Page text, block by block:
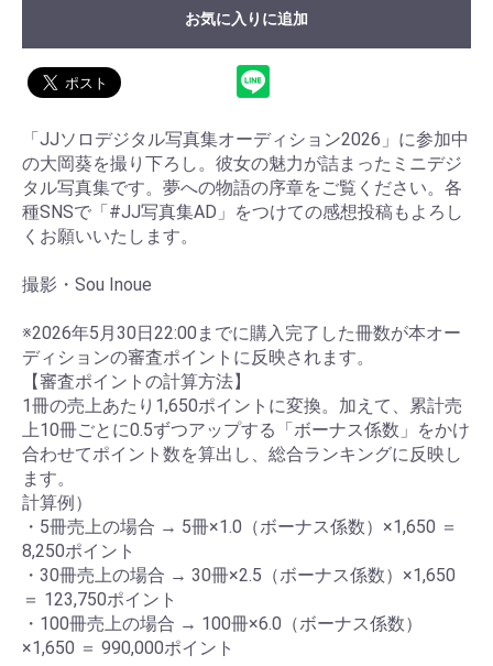
お気に入りに追加
「JJソロデジタル写真集オーディション2026」に参加中
の大岡葵を撮り下ろし。彼女の魅力が詰まったミニデジ
タル写真集です。夢への物語の序章をご覧ください。各
種SNSで「#JJ写真集AD」をつけての感想投稿もよろし
くお願いいたします。
撮影・Sou Inoue
※2026年5月30日22:00までに購入完了した冊数が本オー
ディションの審査ポイントに反映されます。
【審査ポイントの計算方法】
1冊の売上あたり1,650ポイントに変換。加えて、累計売
上10冊ごとに0.5ずつアップする「ボーナス係数」をかけ
合わせてポイント数を算出し、総合ランキングに反映し
ます。
計算例）
・5冊売上の場合 → 5冊×1.0（ボーナス係数）×1,650 ＝
8,250ポイント
・30冊売上の場合 → 30冊×2.5（ボーナス係数）×1,650
＝ 123,750ポイント
・100冊売上の場合 → 100冊×6.0（ボーナス係数）
×1,650 ＝ 990,000ポイント